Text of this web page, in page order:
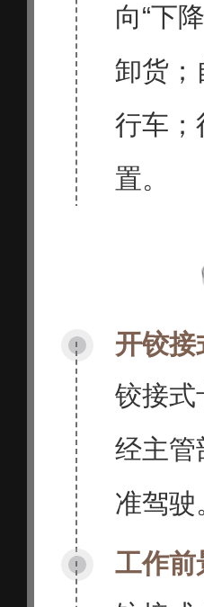
向“下
卸货；
行车；
置。
开铰接
铰接式
经主管
准驾驶
工作前